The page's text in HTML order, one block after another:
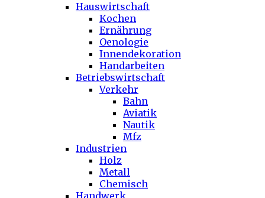
Hauswirtschaft
Kochen
Ernährung
Oenologie
Innendekoration
Handarbeiten
Betriebswirtschaft
Verkehr
Bahn
Aviatik
Nautik
Mfz
Industrien
Holz
Metall
Chemisch
Handwerk